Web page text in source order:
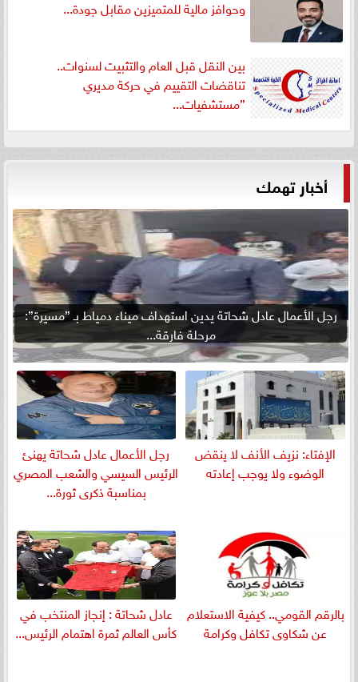
وحوافز مالية للمتميزين مقابل جودة...
بين النقل قبل العام والتثبيت لسنوات..
تناقضات التقييم في حركة مديري
”مستشفيات...
أخبار تهمك
رجل الأعمال عادل شحاتة يدين استهداف ميناء دمياط بـ ”مسيرة”:
مرحلة فارقة...
الإفتاء: نزيف الأنف لا ينقض
الوضوء ولا يوجب إعادته
رجل الأعمال عادل شحاتة يهنئ
الرئيس السيسي والشعب المصري
بمناسبة ذكرى ثورة...
بالرقم القومي.. كيفية الاستعلام
عن شكاوى تكافل وكرامة
عادل شحاتة : إنجاز المنتخب في
كأس العالم ثمرة اهتمام الرئيس...